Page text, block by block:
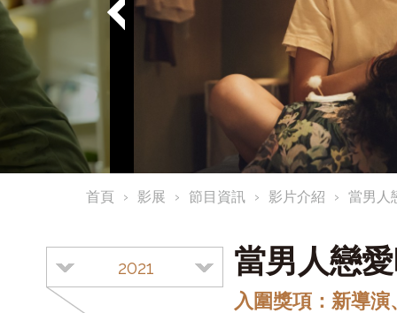
首頁 影展 節目資訊 影片介紹 當男人
2021 當男人戀
入圍獎項：新導